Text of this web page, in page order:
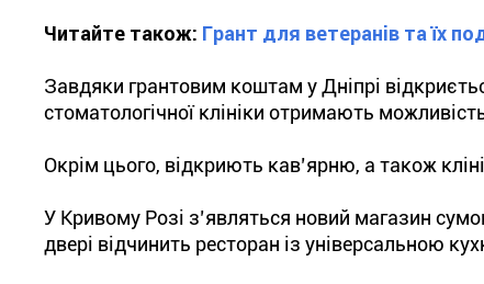
Читайте також: Грант для ветеранів та їх
Завдяки грантовим коштам у Дніпрі
стоматологічної клініки отримають
Окрім цього, відкриють кав’ярню, а також
У Кривому Розі з’являться новий магазин
двері відчинить ресторан із універсальною